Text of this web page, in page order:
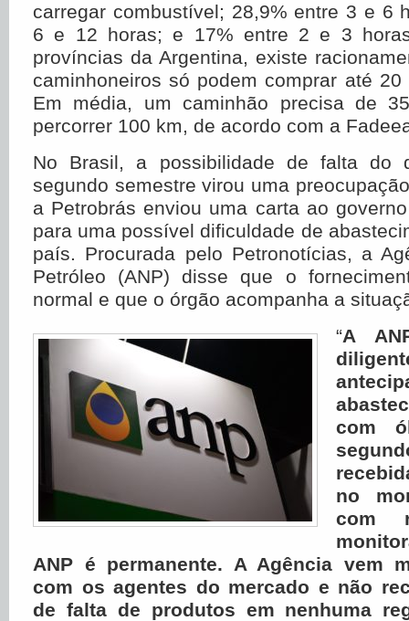
carregar combustível; 28,9% entre 3 e 6
6 e 12 horas; e 17% entre 2 e 3
províncias da Argentina, existe
caminhoneiros só podem comprar até
Em média, um caminhão precisa de
percorrer 100 km, de acordo com a
No Brasil, a possibilidade de falta do
segundo semestre virou uma
a Petrobrás enviou uma carta ao
para uma possível dificuldade de
país. Procurada pelo Petronotícias, a
Petróleo (ANP) disse que o
normal e que o órgão acompanha a
“A
com
no
com
ANP é permanente. A Agência vem
com os agentes do mercado e não
de falta de produtos em nenhuma